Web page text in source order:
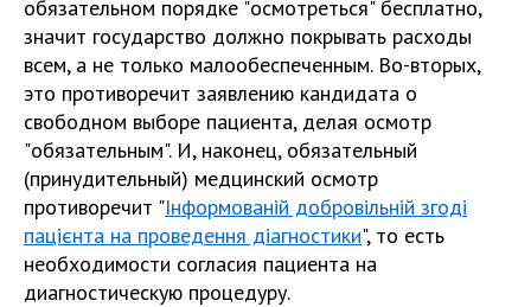
обязательном порядке "осмотреться" бесплатно,
значит государство должно покрывать расходы
всем, а не только малообеспеченным. Во-вторых,
это противоречит заявлению кандидата о
свободном выборе пациента, делая осмотр
"обязательным". И, наконец, обязательный
(принудительный) медцинский осмотр
противоречит "Інформованій добровільній згоді
пацієнта на проведення діагностики", то есть
необходимости согласия пациента на
диагностическую процедуру.